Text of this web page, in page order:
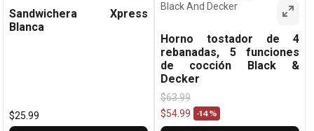
Sandwichera Xpress
Blanca
$25 99
Black And Decker
Horno tostador de 4
rebanadas, 5 funciones
de cocción Black &
Decker
$63.99
$5499 -14%